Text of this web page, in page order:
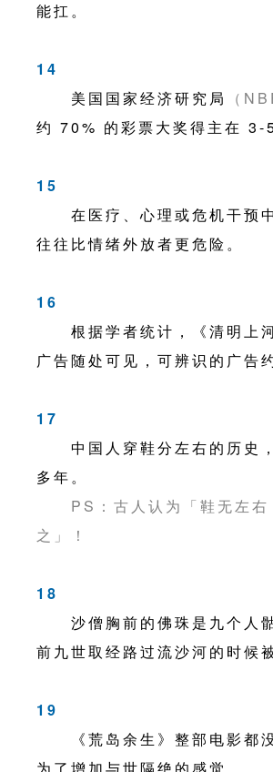
能扛。
14
美国国家经济研究局
（
约 70% 的彩票大奖得主在 3-
15
在医疗、心理或危机干预
往往比情绪外放者更危险。
16
根据学者统计，《清明上
广告随处可见，可辨识的广告
17
中国人穿鞋分左右的历史
多年。
PS：古人认为「鞋无左右
之」！
18
沙僧胸前的佛珠是九个人
前九世取经路过流沙河的时候
19
《荒岛余生》整部电影都